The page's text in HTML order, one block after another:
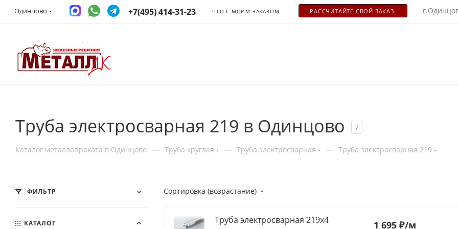
Одинцово +7(495) 414-31-23 ЧТО С МОИМ ЗАКАЗОМ РАСCЧИТАЙТЕ СВОЙ ЗАКАЗ.
Труба электросварная 219 в Одинцово 7
Каталог металлопроката в Одинцово — Труба круглая — Труба электросварная — Труба электросварная 219
Сортировка (возрастание)
Труба электросварная 219х4 1 695 ₽/м
ФИЛЬТР
КАТАЛОГ